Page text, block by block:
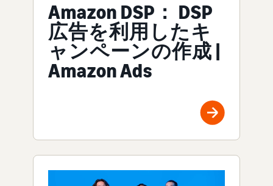
Amazon DSP： DSP
広告を利用したキ
ャンペーンの作成 |
Amazon Ads